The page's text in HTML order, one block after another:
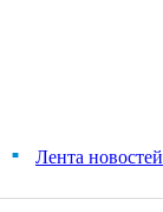
■ Лента новостей